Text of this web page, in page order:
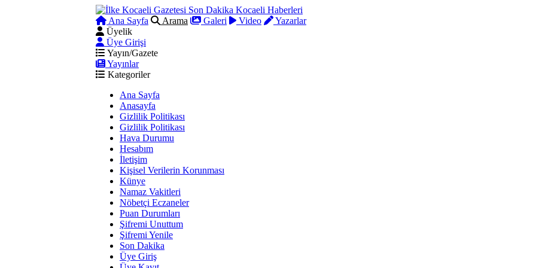
Ana Sayfa Arama Galeri Video
Yazarlar
Üyelik
Üye Girişi
Yayın/Gazete
Yayınlar
Kategoriler
Ana Sayfa
Anasayfa
Gizlilik Politikası
Gizlilik Politikası
Hava Durumu
Hesabım
İletişim
Kişisel Verilerin Korunması
Künye
Namaz Vakitleri
Nöbetçi Eczaneler
Puan Durumları
Şifremi Unuttum
Şifremi Yenile
Son Dakika
Üye Giriş